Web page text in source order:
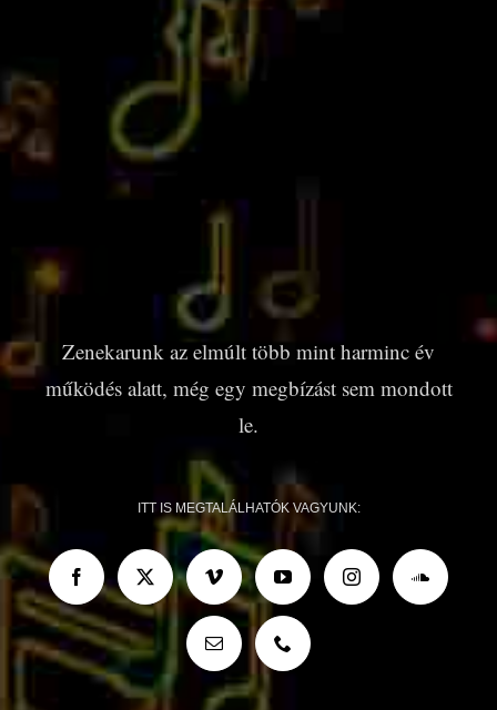
Zenekarunk az elmúlt több mint harminc év
működés alatt, még egy megbízást sem mondott
le.
ITT IS MEGTALÁLHATÓK VAGYUNK: